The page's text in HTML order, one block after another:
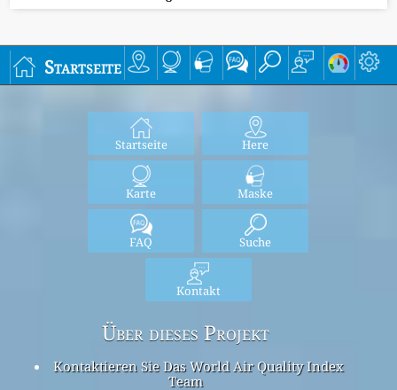
Startseite
Startseite Here
Karte Maske
FAQ Suche
Kontakt
Über dieses Projekt
Kontaktieren Sie Das World Air Quality Index
Team